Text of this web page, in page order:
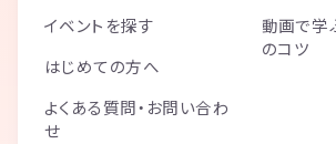
イベントを探す
はじめての方へ
よくある質問・お問い合わ
せ
動画で学
のコツ